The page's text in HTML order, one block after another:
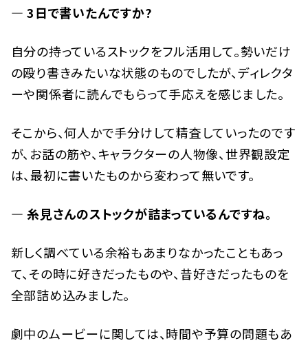
— 3日で書いたんですか?
自分の持っているストックをフル活用して。勢いだけ
の殴り書きみたいな状態のものでしたが、ディレクタ
ーや関係者に読んでもらって手応えを感じました。
そこから、何人かで手分けして精査していったのです
が、お話の筋や、キャラクターの人物像、世界観設定
は、最初に書いたものから変わって無いです。
— 糸見さんのストックが詰まっているんですね。
新しく調べている余裕もあまりなかったこともあっ
て、その時に好きだったものや、昔好きだったものを
全部詰め込みました。
劇中のムービーに関しては、時間や予算の問題もあ